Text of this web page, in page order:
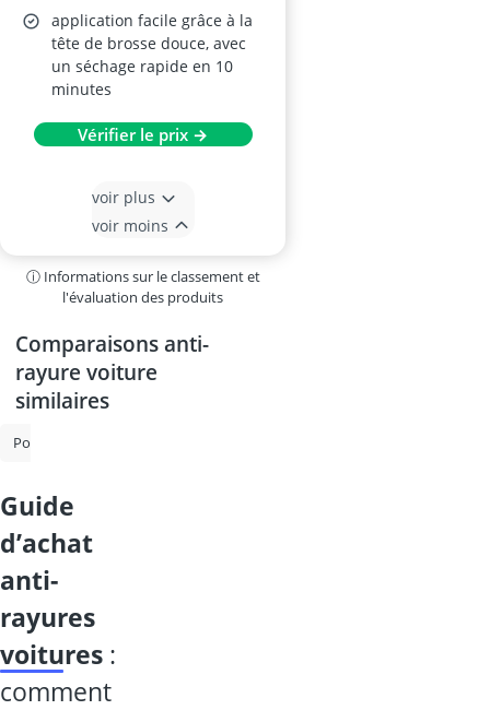
application facile grâce à la
tête de brosse douce, avec
un séchage rapide en 10
minutes
Vérifier le prix →
voir plus
voir moins
ⓘ Informations sur le classement et
l'évaluation des produits
Comparaisons anti-
rayure voiture
similaires
Polish pour voiture
guide
d’achat
anti-
rayures
voitures :
comment